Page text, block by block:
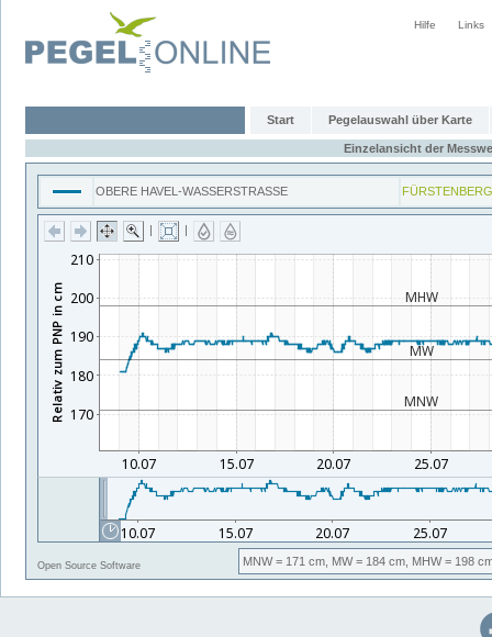
Hilfe Links
Start Pegelauswahl über Karte
Einzelansicht der
OBERE HAVEL-WASSERSTRASSE
| |
Open Source Software MNW= 171 cm, MW= 184 cm, MHW= 198